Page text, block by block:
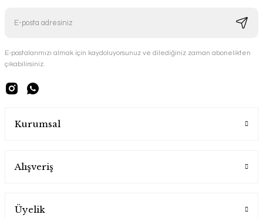
E-postalarımızı almak için kaydoluyorsunuz ve dilediğiniz zaman abonelikten
çıkabilirsiniz.
Kurumsal
Alışveriş
Üyelik